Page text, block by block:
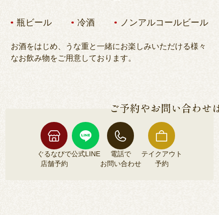
瓶ビール 冷酒 ノンアルコールビール
お酒をはじめ、うな重と一緒にお楽しみいただける様々
なお飲み物をご用意しております。
ご予約やお問い合わせ
ぐるなびで
店舗予約
公式LINE
電話で
お問い合わせ
テイクアウト
予約